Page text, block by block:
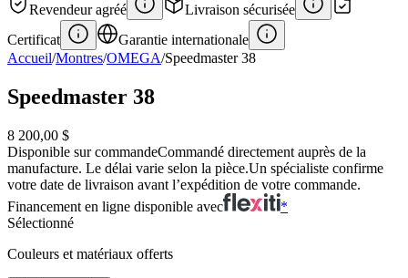
Revendeur agréé
Livraison sécurisée
Certificat
Garantie internationale
Accueil/Montres/OMEGA/Speedmaster 38
Speedmaster 38
8 200,00 $
Disponible sur commandeCommandé directement auprès de la
manufacture. Le délai varie selon la pièce.Un spécialiste confirme
votre date de livraison avant l’expédition de votre commande.
Financement en ligne disponible avec
*
Sélectionné
Couleurs et matériaux offerts